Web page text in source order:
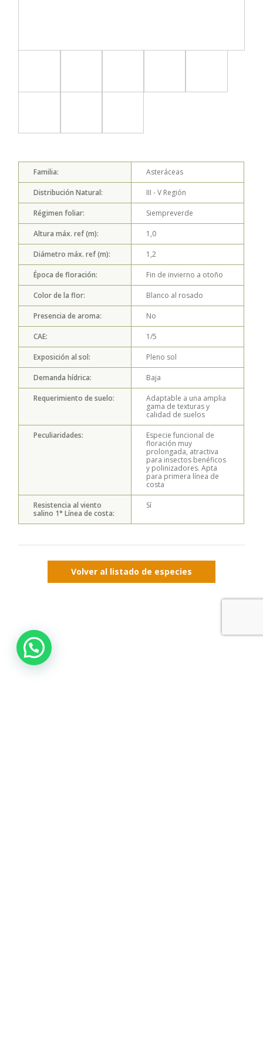
Familia: Asteráceas
Distribución Natural: III - V Región
Régimen foliar: Siempreverde
Altura máx. ref (m): 1,0
Diámetro máx. ref (m): 1,2
Época de floración: Fin de invierno a otoño
Color de la flor: Blanco al rosado
Presencia de aroma: No
CAE: 1/5
Exposición al sol: Pleno sol
Demanda hídrica: Baja
Requerimiento de suelo:
Adaptable a una amplia
gama de texturas y
calidad de suelos
Peculiaridades:
Especie funcional de
floración muy
prolongada, atractiva
para insectos benéficos
y polinizadores. Apta
para primera línea de
costa
Resistencia al viento
salino 1° Línea de costa:
Sí
Volver al listado de especies